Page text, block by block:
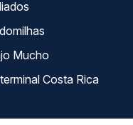
Mucho
La terminal Costa Rica